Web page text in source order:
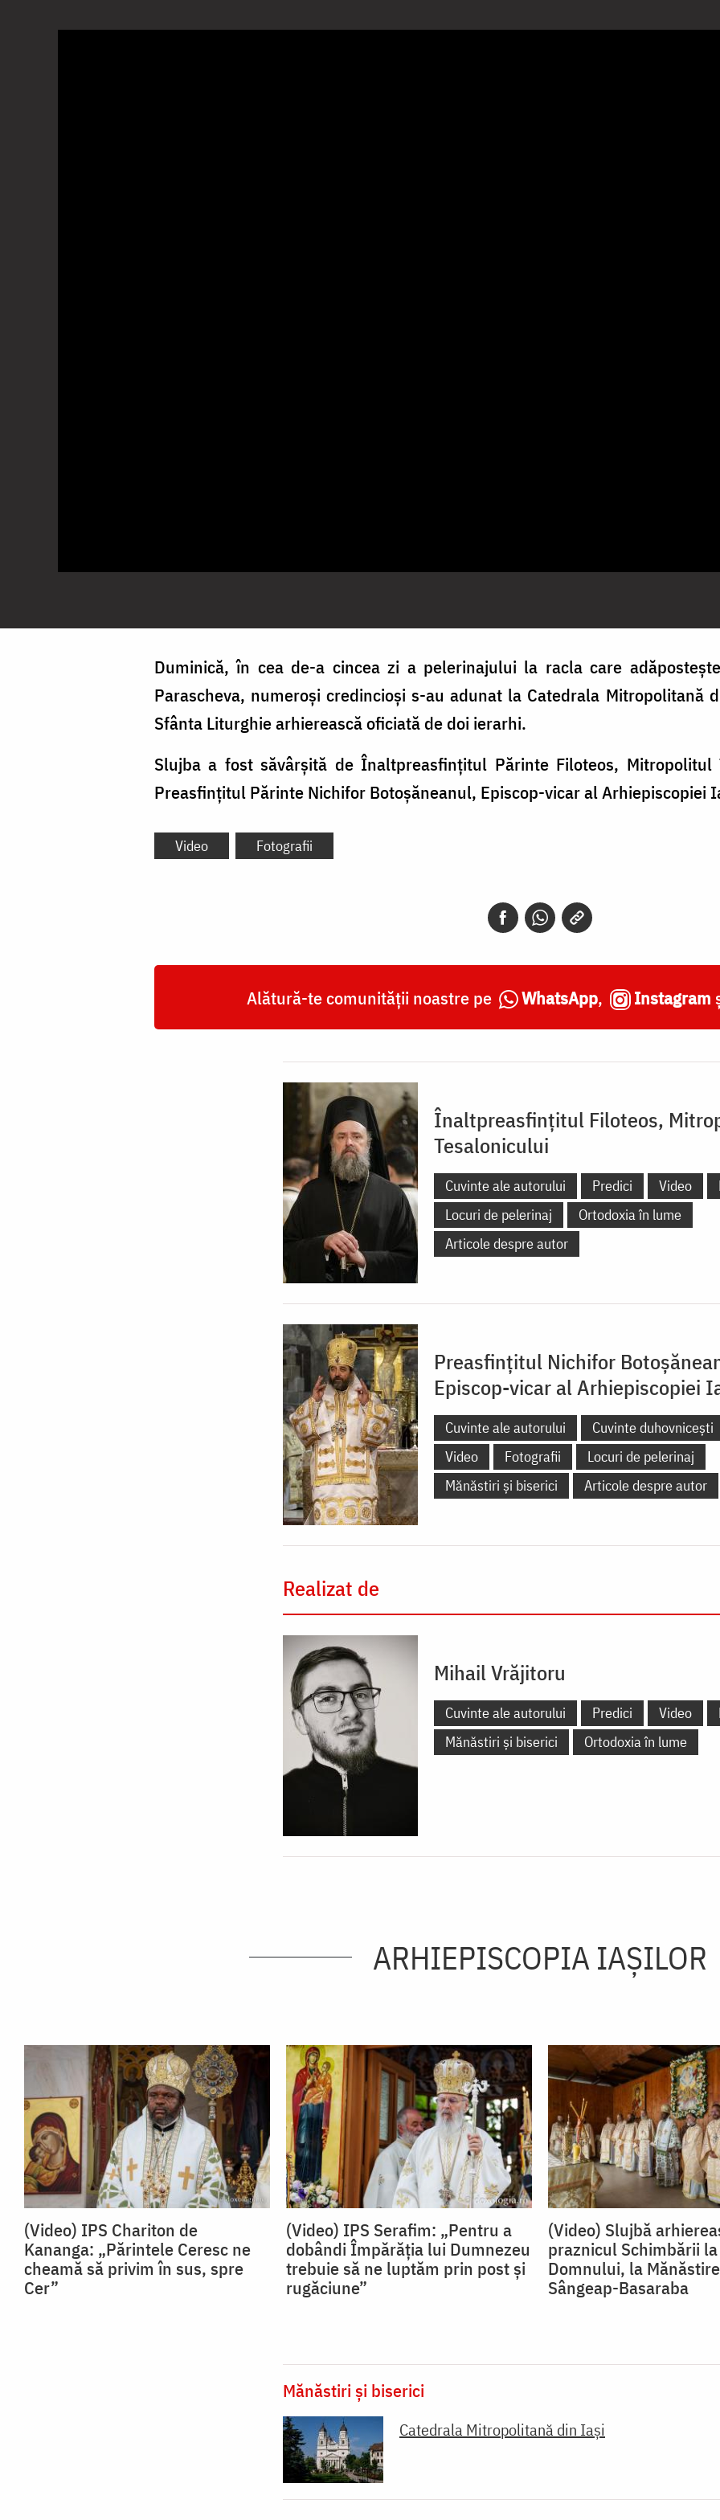
Duminică, în cea de-a cincea zi a pelerinajului la racla care
Parascheva, numeroși credincioși s-au adunat la Catedrala Mitropolitană
Sfânta Liturghie arhierească oficiată de doi ierarhi.
Slujba a fost săvârșită de Înaltpreasfințitul Părinte Filoteos, Mitropolitul
Preasfințitul Părinte Nichifor Botoșăneanul, Episcop-vicar al Arhiepiscopiei
Video Fotografii
Alătură-te comunității noastre pe WhatsApp, Instagram
Înaltpreasfințitul Filoteos,
Tesalonicului
Cuvinte ale autorului Predici Video
Locuri de pelerinaj
Ortodoxia în lume
Articole despre autor
Preasfințitul Nichifor
Episcop-vicar al Arhiepiscopiei
Cuvinte ale autorului Cuvinte duhovnicești
Video
Fotografii
Locuri de pelerinaj
Mănăstiri și biserici
Articole despre autor
Realizat de
Mihail Vrăjitoru
Cuvinte ale autorului Predici Video
Mănăstiri și biserici
Ortodoxia în lume
ARHIEPISCOPIA IAŞILOR
(Video) IPS Chariton de
Kananga: „Părintele Ceresc ne
cheamă să privim în sus, spre
Cer”
(Video) IPS Serafim: „Pentru a
dobândi Împărăția lui Dumnezeu
trebuie să ne luptăm prin post și
rugăciune”
(Video) Slujbă
praznicul Schimbării la
Domnului, la
Sângeap-Basaraba
Mănăstiri și biserici
Catedrala Mitropolitană din Iaşi